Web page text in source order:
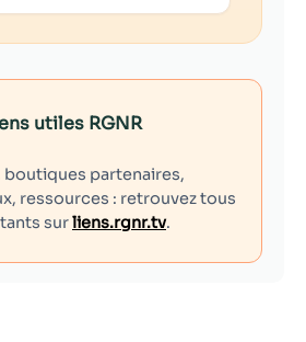
utiles RGNR
partenaires,
ressources : retrouvez tous
surliens.rgnr.tv.